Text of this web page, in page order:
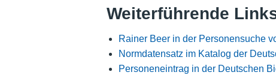
Weiterführende
Rainer Beer in der Personensuche
Normdatensatz im Katalog der
Personeneintrag in der Deutschen